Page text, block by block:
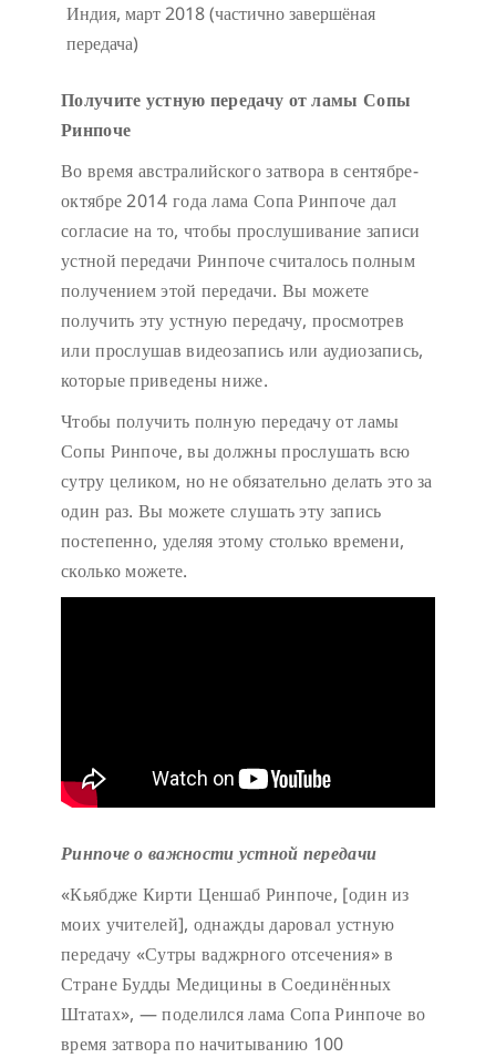
Индия, март 2018 (частично завершёная
передача)
Получите устную передачу от ламы Сопы
Ринпоче
Во время австралийского затвора в сентябре-
октябре 2014 года лама Сопа Ринпоче дал
согласие на то, чтобы прослушивание записи
устной передачи Ринпоче считалось полным
получением этой передачи. Вы можете
получить эту устную передачу, просмотрев
или прослушав видеозапись или аудиозапись,
которые приведены ниже.
Чтобы получить полную передачу от ламы
Сопы Ринпоче, вы должны прослушать всю
сутру целиком, но не обязательно делать это за
один раз. Вы можете слушать эту запись
постепенно, уделяя этому столько времени,
сколько можете.
Ринпоче о важности устной передачи
«Кьябдже Кирти Ценшаб Ринпоче, [один из
моих учителей], однажды даровал устную
передачу «Сутры ваджрного отсечения» в
Стране Будды Медицины в Соединённых
Штатах», — поделился лама Сопа Ринпоче во
время затвора по начитыванию 100